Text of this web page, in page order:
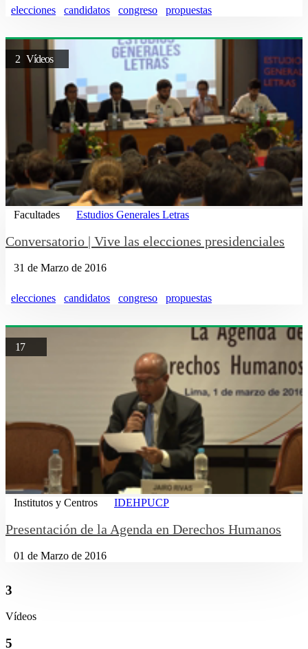
elecciones candidatos congreso propuestas
2 Vídeos
Facultades Estudios Generales Letras
Conversatorio | Vive las elecciones presidenciales
31 de Marzo de 2016
elecciones candidatos congreso propuestas
17
Institutos y Centros IDEHPUCP
Presentación de la Agenda en Derechos Humanos
01 de Marzo de 2016
3
Vídeos
5